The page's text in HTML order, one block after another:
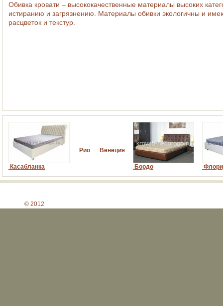
Обивка кровати – высококачественные материалы высоких
истиранию и загрязнению. Материалы обивки экологичны и
расцветок и текстур.
Касабланка
Рио Венеция
Бордо
© 2012